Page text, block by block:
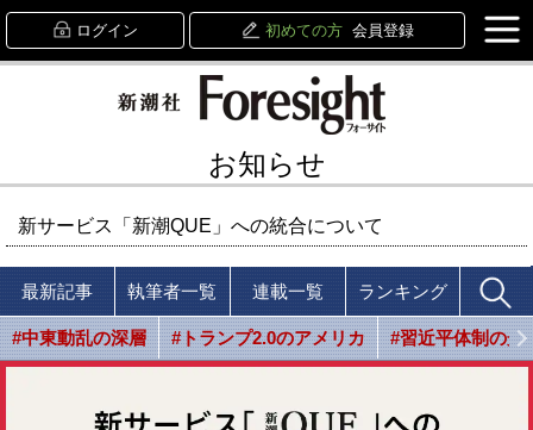
ログイン 初めての方 会員登録
お知らせ
新サービス「新潮QUE」への統合について
最新記事 執筆者一覧 連載一覧 ランキング
#中東動乱の深層 #トランプ2.0のアメリカ #習近平体制の光